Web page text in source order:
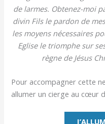
de larmes. Obtenez-moi
divin Fils le pardon de
les moyens nécessaires
Eglise le triomphe sur
règne de Jésus
Pour accompagner cette
allumer un cierge au cœur